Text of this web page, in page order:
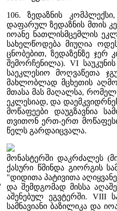
106. ზედაზნის
დაფარულ ზედაზნის მთის
იოანე ნათლისმცემლის
სახელწოდება მიუღია
ცნობებით, ზედაზენზე ჯერ
შემორჩენილა). VI
საეკლესიო მოღვაწეთა
მახლობლად მცხეთის
მთასა მას მაღალსა,
ეკლესიად, და
მოწაფეები დაუგზავნია
თვითონ ერთ-ერთ
წელს გარდაიცვალა.
მონასტერში დაკრძალეს
ქასური წმინდა გიორგის
"დიდითა პატივითა
და შემდგომად მისსა
აშენებულ ეგვტერში. VIII
სამნავიანი ბაზილიკა და